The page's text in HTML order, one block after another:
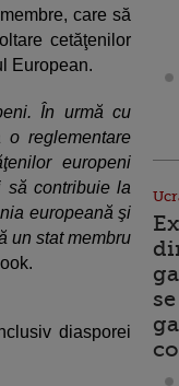
care să
cetăţenilor
European.
În urmă cu
reglementare
europeni
să contribuie la
europeană şi
un stat membru
diasporei